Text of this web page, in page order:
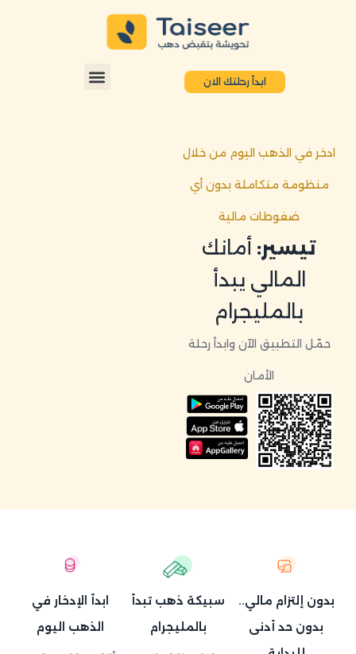
ابدأ رحلتك الان
ادخر في الذهب اليوم من خلال
منظومة متكاملة بدون أي
ضغوطات مالية
تيسير: أمانك
المالي يبدأ
بالمليجرام
حمّل التطبيق الآن وابدأ رحلة
الأمان
بدون إلتزام مالي..
بدون حد أدنى
سبيكة ذهب تبدأ
بالمليجرام
ابدأ الإدخار في
الذهب اليوم